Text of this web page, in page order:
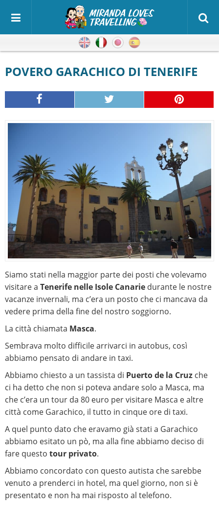
IngleseItalianoGiapponese
POVERO GARACHICO DI TENERIFE
Siamo stati nella maggior parte dei posti che volevamo
visitare a Tenerife nelle Isole Canarie durante le nostre
vacanze invernali, ma c’era un posto che ci mancava da
vedere prima della fine del nostro soggiorno.
La città chiamata Masca.
Sembrava molto difficile arrivarci in autobus, così
abbiamo pensato di andare in taxi.
Abbiamo chiesto a un tassista di Puerto de la Cruz che
ci ha detto che non si poteva andare solo a Masca, ma
che c’era un tour da 80 euro per visitare Masca e altre
città come Garachico, il tutto in cinque ore di taxi.
A quel punto dato che eravamo già stati a Garachico
abbiamo esitato un pò, ma alla fine abbiamo deciso di
fare questo tour privato.
Abbiamo concordato con questo autista che sarebbe
venuto a prenderci in hotel, ma quel giorno, non si è
presentato e non ha mai risposto al telefono.